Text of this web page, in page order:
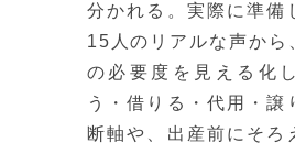
分かれる。実際に準備
15人のリアルな声から
の必要度を見える化
う・借りる・代用・譲
断軸や、出産前にそろ